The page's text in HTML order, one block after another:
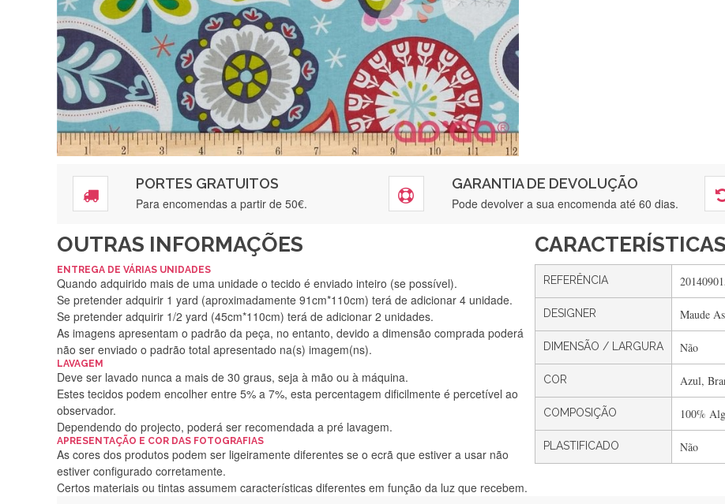
PORTES GRATUITOS
Para encomendas a partir de 50€.
GARANTIA DE DEVOLUÇÃO
Pode devolver a sua encomenda até 60 dias.
OUTRAS INFORMAÇÕES
ENTREGA DE VÁRIAS UNIDADES
Quando adquirido mais de uma unidade o tecido é enviado inteiro (se possível).
Se pretender adquirir 1 yard (aproximadamente 91cm*110cm) terá de adicionar 4 unidade.
Se pretender adquirir 1/2 yard (45cm*110cm) terá de adicionar 2 unidades.
As imagens apresentam o padrão da peça, no entanto, devido a dimensão comprada poderá
não ser enviado o padrão total apresentado na(s) imagem(ns).
LAVAGEM
Deve ser lavado nunca a mais de 30 graus, seja à mão ou à máquina.
Estes tecidos podem encolher entre 5% a 7%, esta percentagem dificilmente é percetível ao
observador.
Dependendo do projecto, poderá ser recomendada a pré lavagem.
APRESENTAÇÃO E COR DAS FOTOGRAFIAS
As cores dos produtos podem ser ligeiramente diferentes se o ecrã que estiver a usar não
estiver configurado corretamente.
Certos materiais ou tintas assumem características diferentes em função da luz que recebem.
CARACTERÍSTICAS
REFERÊNCIA
DESIGNER Maude
DIMENSÃO / LARGURA Não
COR Azul,
COMPOSIÇÃO 100%
PLASTIFICADO Não
Silvia Lopes
Encomenda direitinha. Rapidez e segurança. Volto a encomendar.
Silvia André
Gostei ,Serviço bastante rápido. recomendo
Filipa Freire